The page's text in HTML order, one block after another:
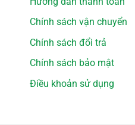
Chính sách vận chuyển
Chính sách đổi trả
Chính sách bảo mật
Điều khoản sử dụng